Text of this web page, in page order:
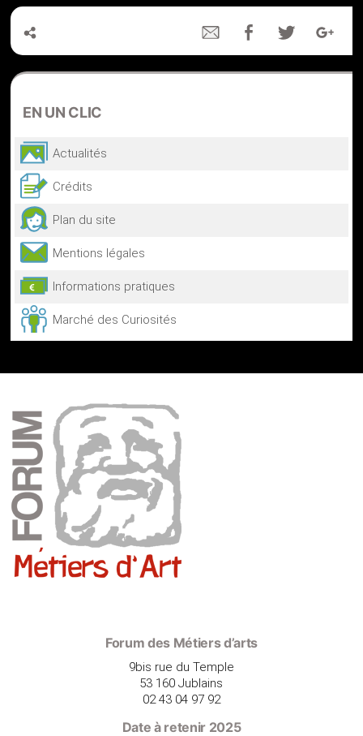
EN UN CLIC
Actualités
Crédits
Plan du site
Mentions légales
Informations pratiques
Marché des Curiosités
Forum des Métiers d’arts
9bis rue du Temple
53 160 Jublains
02 43 04 97 92
Date à retenir 2025